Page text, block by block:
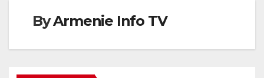
ByArmenie Info TV